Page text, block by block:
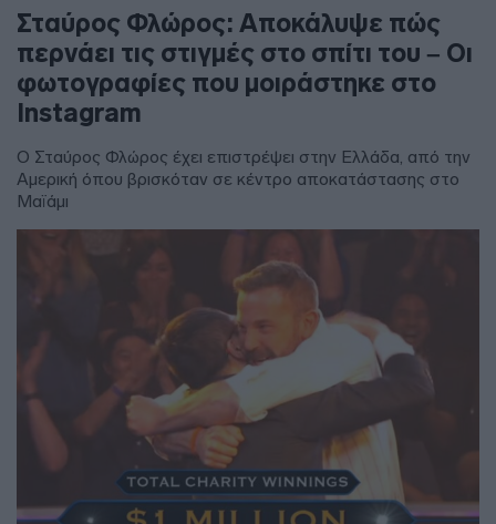
Σταύρος Φλώρος: Αποκάλυψε πώς
περνάει τις στιγμές στο σπίτι του – Οι
φωτογραφίες που μοιράστηκε στο
Instagram
Ο Σταύρος Φλώρος έχει επιστρέψει στην Ελλάδα, από την
Αμερική όπου βρισκόταν σε κέντρο αποκατάστασης στο
Μαϊάμι